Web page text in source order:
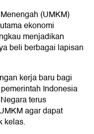
(UMKM)
ekonomi
menjadikan
beli berbagai lapisan
kerja baru bagi
Indonesia
terus
agar dapat
kelas.